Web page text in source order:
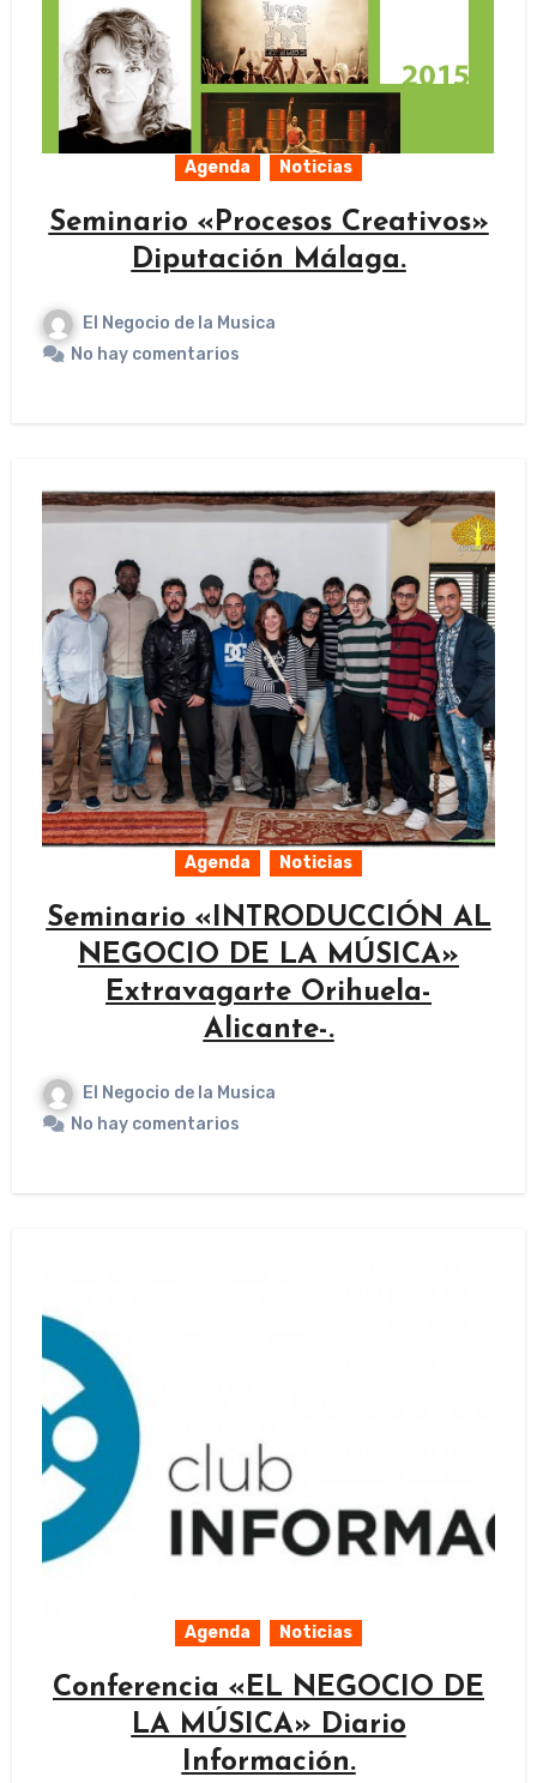
Agenda Noticias
Seminario «Procesos Creativos»
Diputación Málaga.
El Negocio de la Musica
No hay comentarios
Agenda Noticias
Seminario «INTRODUCCIÓN AL
NEGOCIO DE LA MÚSICA»
Extravagarte Orihuela-
Alicante-.
El Negocio de la Musica
No hay comentarios
Agenda Noticias
Conferencia «EL NEGOCIO DE
LA MÚSICA» Diario
Información.